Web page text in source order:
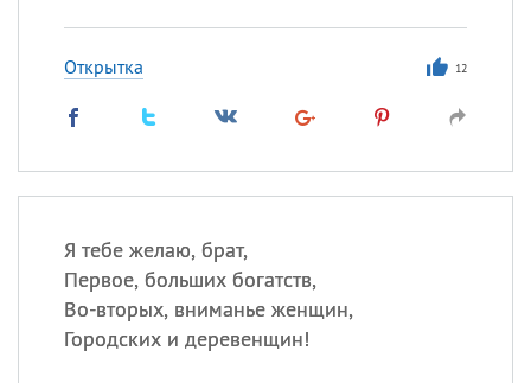
Открытка 12
Я тебе желаю, брат,
Первое, больших богатств,
Во-вторых, вниманье женщин,
Городских и деревенщин!